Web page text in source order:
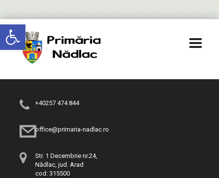
Deschide bara de unelte
+40257 474 844
office@primaria-nadlac.ro
Str. 1 Decembrie nr.24,
Nădlac, jud. Arad
cod: 315500